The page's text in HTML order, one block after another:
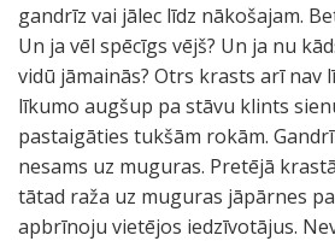
gandrīz vai jālec līdz nākošajam.
Un ja vēl spēcīgs vējš? Un ja nu
vidū jāmainās? Otrs krasts arī nav
līkumo augšup pa stāvu klints
pastaigāties tukšām rokām.
nesams uz muguras. Pretējā
tātad raža uz muguras jāpārnes
apbrīnoju vietējos iedzīvotājus.